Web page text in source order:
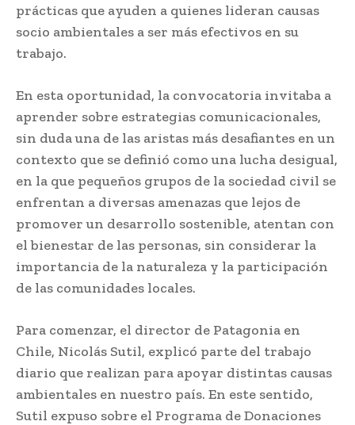
prácticas que ayuden a quienes lideran causas
socio ambientales a ser más efectivos en su
trabajo.
En esta oportunidad, la convocatoria invitaba a
aprender sobre estrategias comunicacionales,
sin duda una de las aristas más desafiantes en un
contexto que se definió como una lucha desigual,
en la que pequeños grupos de la sociedad civil se
enfrentan a diversas amenazas que lejos de
promover un desarrollo sostenible, atentan con
el bienestar de las personas, sin considerar la
importancia de la naturaleza y la participación
de las comunidades locales.
Para comenzar, el director de Patagonia en
Chile, Nicolás Sutil, explicó parte del trabajo
diario que realizan para apoyar distintas causas
ambientales en nuestro país. En este sentido,
Sutil expuso sobre el Programa de Donaciones